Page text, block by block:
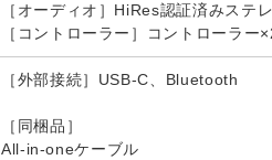
［オーディオ］HiRes認証済みステ
［コントローラー］コントローラ
［外部接続］USB-C、Bluetooth
［同梱品］
All-in-oneケーブル